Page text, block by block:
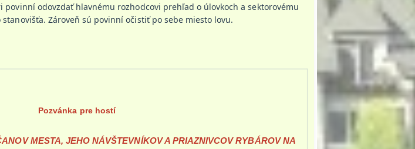
povinní odovzdať hlavnému rozhodcovi prehľad o úlovkoch a sektorovému
stanovišťa. Zároveň sú povinní očistiť po sebe miesto lovu.
Pozvánka pre hostí
MESTA, JEHO NÁVŠTEVNÍKOV A PRIAZNIVCOV RYBÁROV NA